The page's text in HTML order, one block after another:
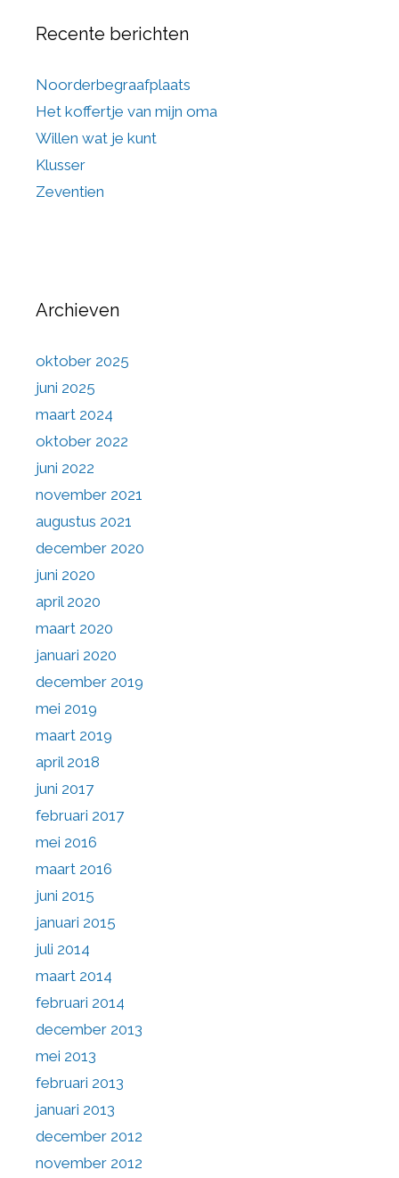
Recente berichten
Noorderbegraafplaats
Het koffertje van mijn oma
Willen wat je kunt
Klusser
Zeventien
Archieven
oktober 2025
juni 2025
maart 2024
oktober 2022
juni 2022
november 2021
augustus 2021
december 2020
juni 2020
april 2020
maart 2020
januari 2020
december 2019
mei 2019
maart 2019
april 2018
juni 2017
februari 2017
mei 2016
maart 2016
juni 2015
januari 2015
juli 2014
maart 2014
februari 2014
december 2013
mei 2013
februari 2013
januari 2013
december 2012
november 2012